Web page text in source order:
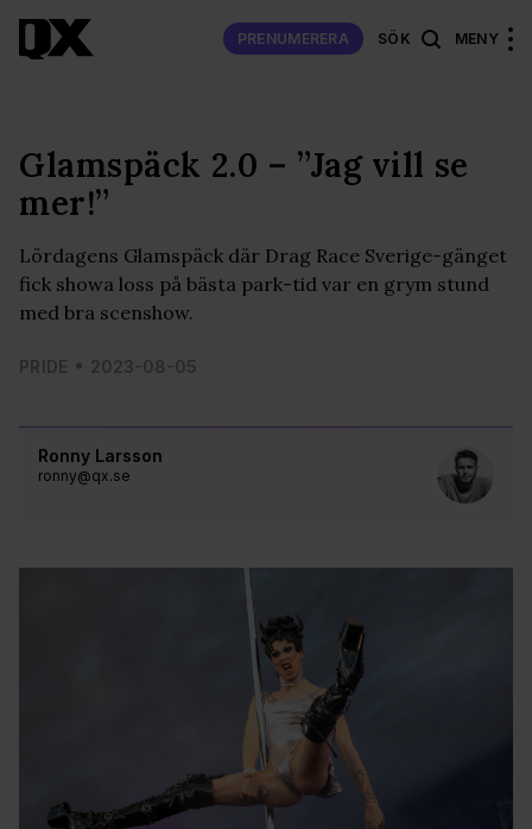
PRENUMERERA SÖK MENY
Ronny Larsson
ronny@qx.se
Glamspäck 2.0 – ”Jag vill se
mer!”
Lördagens Glamspäck där Drag Race Sverige-gänget
fick showa loss på bästa park-tid var en grym stund
med bra scenshow.
PRIDE 2023-08-05